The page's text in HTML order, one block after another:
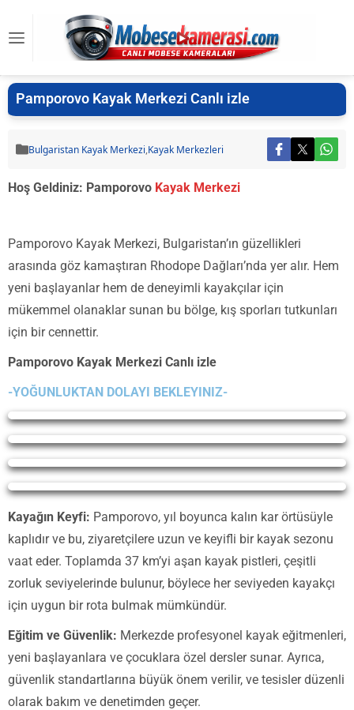
Pamporovo Kayak Merkezi Canlı izle
Bulgaristan Kayak Merkezi,Kayak Merkezleri
Hoş Geldiniz: Pamporovo Kayak Merkezi
Pamporovo Kayak Merkezi, Bulgaristan’ın güzellikleri
arasında göz kamaştıran Rhodope Dağları’nda yer alır. Hem
yeni başlayanlar hem de deneyimli kayakçılar için
mükemmel olanaklar sunan bu bölge, kış sporları tutkunları
için bir cennettir.
Pamporovo Kayak Merkezi Canlı izle
-YOĞUNLUKTAN DOLAYI BEKLEYINIZ-
Yayın Yükleniyor...
Yayın Yükleniyor...
Yayın Yükleniyor...
Yayın Yükleniyor...
Kayağın Keyfi: Pamporovo, yıl boyunca kalın kar örtüsüyle
kaplıdır ve bu, ziyaretçilere uzun ve keyifli bir kayak sezonu
vaat eder. Toplamda 37 km’yi aşan kayak pistleri, çeşitli
zorluk seviyelerinde bulunur, böylece her seviyeden kayakçı
için uygun bir rota bulmak mümkündür.
Eğitim ve Güvenlik: Merkezde profesyonel kayak eğitmenleri,
yeni başlayanlara ve çocuklara özel dersler sunar. Ayrıca,
güvenlik standartlarına büyük önem verilir, ve tesisler düzenli
olarak bakım ve denetimden geçer.